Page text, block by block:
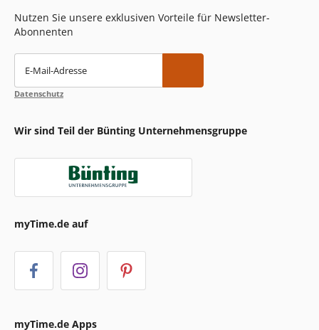
Nutzen Sie unsere exklusiven Vorteile für Newsletter-
Abonnenten
E-Mail-Adresse
Datenschutz
Wir sind Teil der Bünting Unternehmensgruppe
myTime.de auf
myTime.de Apps